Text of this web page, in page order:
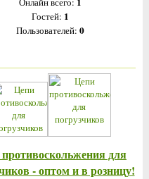
Гостей: 1
Пользователей: 0
для
- оптом и в розницу!